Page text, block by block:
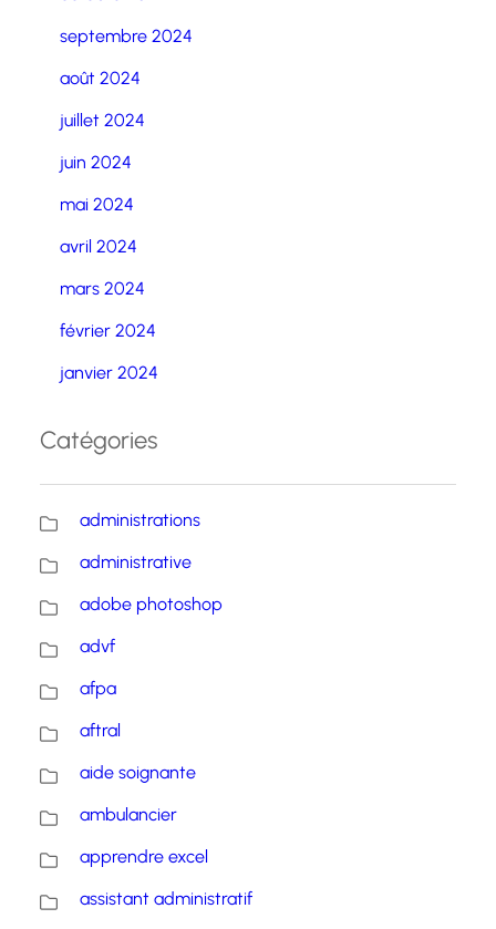
septembre 2024
août 2024
juillet 2024
juin 2024
mai 2024
avril 2024
mars 2024
février 2024
janvier 2024
Catégories
administrations
administrative
adobe photoshop
advf
afpa
aftral
aide soignante
ambulancier
apprendre excel
assistant administratif